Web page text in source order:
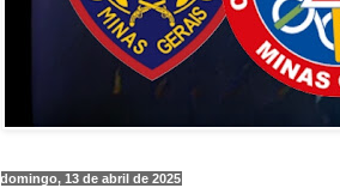
domingo, 13 de abril de 2025